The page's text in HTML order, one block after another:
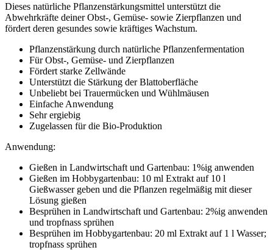
Dieses natürliche Pflanzenstärkungsmittel unterstützt die
Abwehrkräfte deiner Obst-, Gemüse- sowie Zierpflanzen und
fördert deren gesundes sowie kräftiges Wachstum.
Pflanzenstärkung durch natürliche Pflanzenfermentation
Für Obst-, Gemüse- und Zierpflanzen
Fördert starke Zellwände
Unterstützt die Stärkung der Blattoberfläche
Unbeliebt bei Trauermücken und Wühlmäusen
Einfache Anwendung
Sehr ergiebig
Zugelassen für die Bio-Produktion
Anwendung:
Gießen in Landwirtschaft und Gartenbau: 1%ig anwenden
Gießen im Hobbygartenbau: 10 ml Extrakt auf 10 l
Gießwasser geben und die Pflanzen regelmäßig mit dieser
Lösung gießen
Besprühen in Landwirtschaft und Gartenbau: 2%ig anwenden
und tropfnass sprühen
Besprühen im Hobbygartenbau: 20 ml Extrakt auf 1 l Wasser;
tropfnass sprühen